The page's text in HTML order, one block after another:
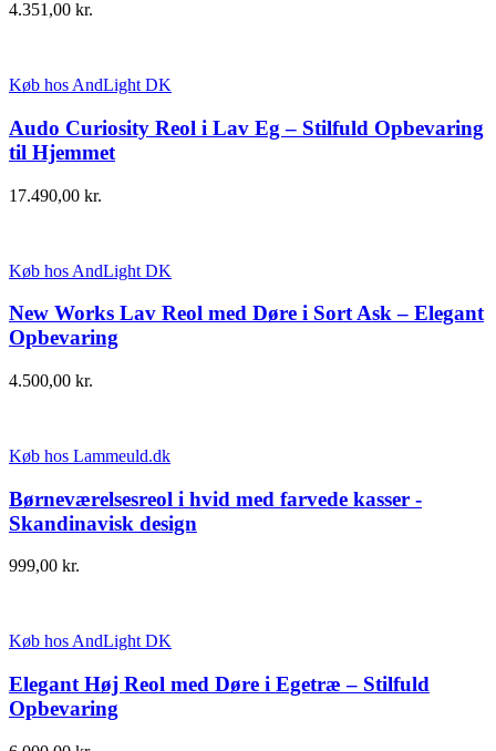
4.351,00 kr.
Køb hos AndLight DK
Audo Curiosity Reol i Lav Eg – Stilfuld Opbevaring
til Hjemmet
17.490,00 kr.
Køb hos AndLight DK
New Works Lav Reol med Døre i Sort Ask – Elegant
Opbevaring
4.500,00 kr.
Køb hos Lammeuld.dk
Børneværelsesreol i hvid med farvede kasser -
Skandinavisk design
999,00 kr.
Køb hos AndLight DK
Elegant Høj Reol med Døre i Egetræ – Stilfuld
Opbevaring